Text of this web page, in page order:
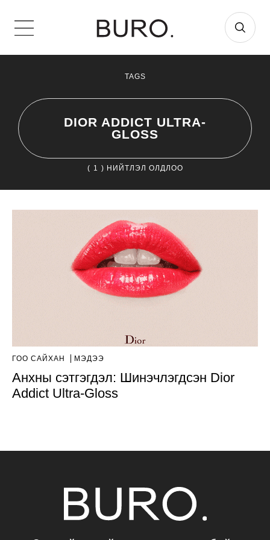
TAGS
DIOR ADDICT ULTRA-
GLOSS
( 1 ) НИЙТЛЭЛ ОЛДЛОО
ГОО САЙХАН МЭДЭЭ
Анхны сэтгэгдэл: Шинэчлэгдсэн Dior
Addict Ultra-Gloss